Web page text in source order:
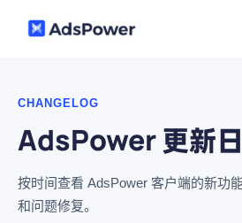
多账号管理
场景
联盟营销
资源
CHANGELOG
AdsPower 更新
按时间查看 AdsPower 客户端的新功
和问题修复。